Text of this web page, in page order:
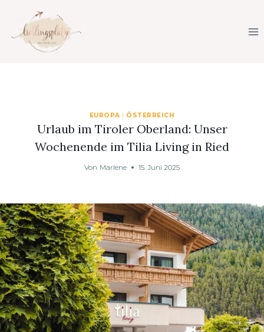
springen
EUROPA | ÖSTERREICH
Urlaub im Tiroler Oberland: Unser
Wochenende im Tilia Living in Ried
Von Marlene 15. Juni 2025